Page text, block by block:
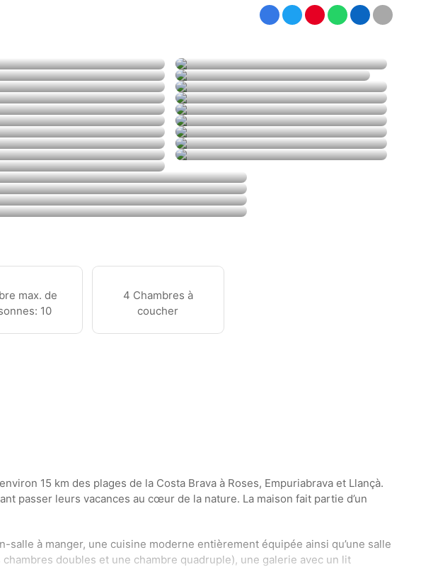
max. de
10
4 Chambres à
coucher
15 km des plages de la Costa Brava à Roses, Empuriabrava et Llançà.
passer leurs vacances au cœur de la nature. La maison fait partie d’un
à manger, une cuisine moderne entièrement équipée ainsi qu’une salle
doubles et une chambre quadruple), une galerie avec un lit